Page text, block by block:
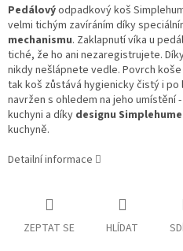
Pedálovýodpadkový koš
velmi tichým zavíráním díky
mechanismu. Zaklapnutí víka u
tiché, že ho ani nezaregistrujete.
nikdy nešlápnete vedle. Povrch
tak koš zůstává hygienicky čistý i
navržen s ohledem na jeho umístění
kuchyni a díky designu
kuchyně.
Detailní informace
ZEPTAT SE HLÍDAT